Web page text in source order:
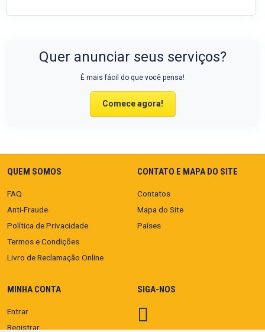
Quer anunciar seus serviços?
É mais fácil do que você pensa!
Comece agora!
QUEM SOMOS
FAQ
Anti-Fraude
Política de Privacidade
Termos e Condições
Livro de Reclamação Online
CONTATO E MAPA DO SITE
Contatos
Mapa do Site
Países
MINHA CONTA
Entrar
Registrar
SIGA-NOS